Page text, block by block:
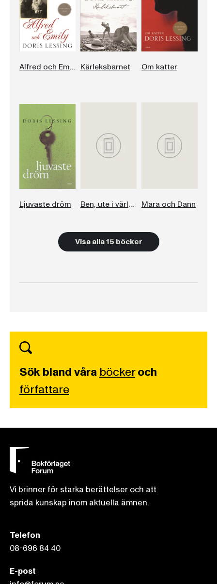
Alfred och Emily Kärleksbarnet Om katter
Ljuvaste dröm Ben, ute i världen Mara och Dann
Visa alla 15 böcker
Sök bland våra böckeroch
författare
Vi brinner för starka berättelser och att
sprida kunskap inom aktuella ämnen.
Telefon
08-696 84 40
E-post